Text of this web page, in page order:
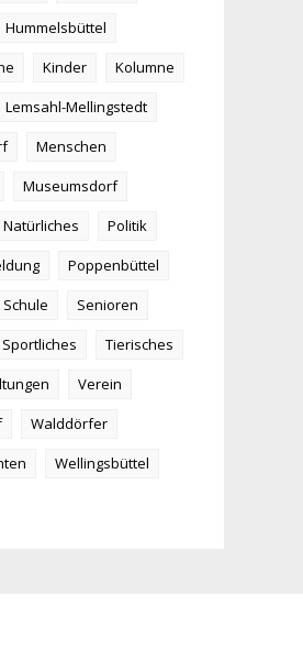
Hummelsbüttel
Kinder
Kolumne
Lemsahl-Mellingstedt
Menschen
Museumsdorf
Natürliches
Politik
Poppenbüttel
Schule
Senioren
Sportliches
Tierisches
Verein
Walddörfer
Wellingsbüttel